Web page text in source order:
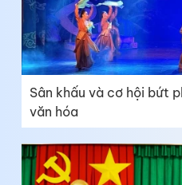
Sân khấu và cơ hội bứt
văn hóa